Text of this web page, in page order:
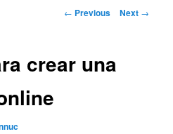
Post
← Previous Next →
crear una